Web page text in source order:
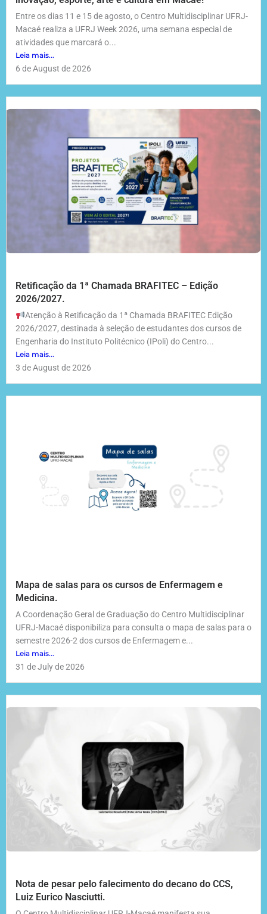
Entre os dias 11 e 15 de agosto, o Centro Multidisciplinar UFRJ-
Macaé realiza a UFRJ Week 2026, uma semana especial de
atividades que marcará o...
Leia mais...
6 de August de 2026
Retificação da 1ª Chamada BRAFITEC – Edição
2026/2027.
Atenção à Retificação da 1ª Chamada BRAFITEC Edição
2026/2027, destinada à seleção de estudantes dos cursos de
Engenharia do Instituto Politécnico (IPoli) do Centro...
Leia mais...
3 de August de 2026
Mapa de salas para os cursos de Enfermagem e
Medicina.
A Coordenação Geral de Graduação do Centro Multidisciplinar
UFRJ-Macaé disponibiliza para consulta o mapa de salas para o
semestre 2026-2 dos cursos de Enfermagem e...
Leia mais...
31 de July de 2026
Nota de pesar pelo falecimento do decano do CCS,
Luiz Eurico Nasciutti.